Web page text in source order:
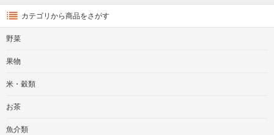
カテゴリから商品をさがす
野菜
果物
米・穀類
お茶
魚介類